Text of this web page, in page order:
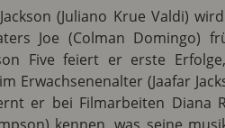
(Juliano Krue Valdi)
Joe (Colman
Five feiert er erste
Erwachsenenalter (Jaafar
er bei Filmarbeiten Diana